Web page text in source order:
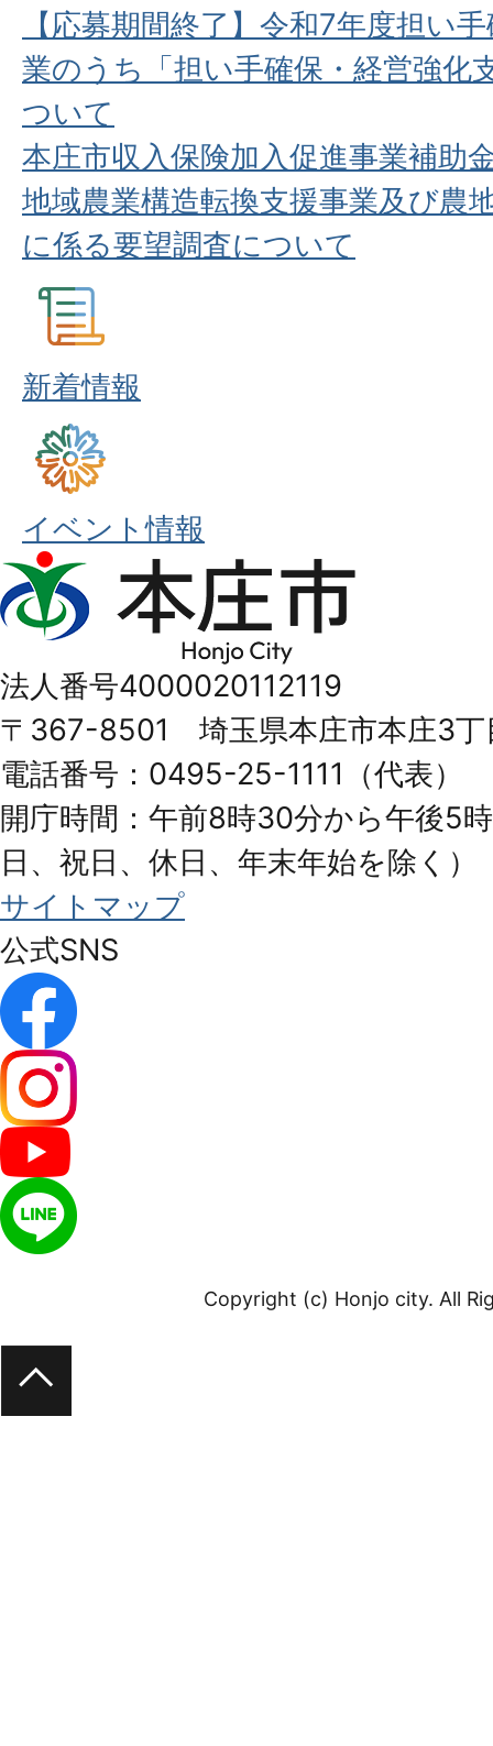
【応募期間終了】令和7年度担い
業のうち「担い手確保・経営強化
ついて
本庄市収入保険加入促進事業補助
地域農業構造転換支援事業及び農
に係る要望調査について
新着情報
イベント情報
本
庄
Honjo
City
法人番号4000020112119
〒367-8501 埼玉県本庄市本庄3丁
電話番号：0495-25-1111（代表）
開庁時間：午前8時30分から午後5
日、祝日、休日、年末年始を除く）
サイトマップ
公式SNS
Copyright (c) Honjo city. All